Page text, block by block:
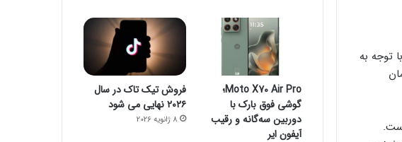
توجه به
Moto X70 Air Pro؛
گوشی فوق بارک با
دوربین سه‌گانه و رقیب
آیفون ایر
فروش تیک تاک در سال
۲۰۲۶ نهایی می شود
8 ژانویه 2026